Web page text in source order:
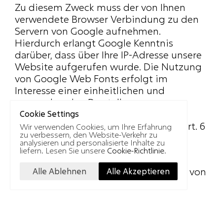
Zu diesem Zweck muss der von Ihnen
verwendete Browser Verbindung zu den
Servern von Google aufnehmen.
Hierdurch erlangt Google Kenntnis
darüber, dass über Ihre IP-Adresse unsere
Website aufgerufen wurde. Die Nutzung
von Google Web Fonts erfolgt im
Interesse einer einheitlichen und
ansprechenden Darstellung unserer
Online-Angebote. Dies stellt ein
berechtigtes Interesse im Sinne von Art. 6
Abs. 1 lit. f DSGVO dar.
Wenn Ihr Browser Web Fonts nicht
unterstützt, wird eine Standardschrift von
Ihrem Computer genutzt.
Cookie Settings
Wir verwenden Cookies, um Ihre Erfahrung
zu verbessern, den Website-Verkehr zu
analysieren und personalisierte Inhalte zu
liefern. Lesen Sie unsere Cookie-Richtlinie.